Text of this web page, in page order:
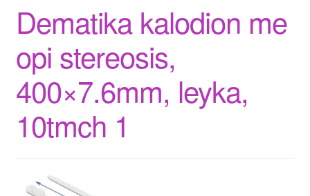
Dematika kalodion me
opi stereosis,
400×7.6mm, leyka,
10tmch 1